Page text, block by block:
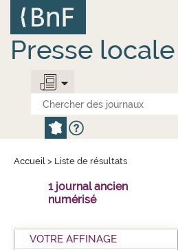
contenu
principal
Presse
Accueil > Liste de résultats
1 journal ancien
numérisé
VOTRE AFFINAGE
Panneau de gestion des cookies